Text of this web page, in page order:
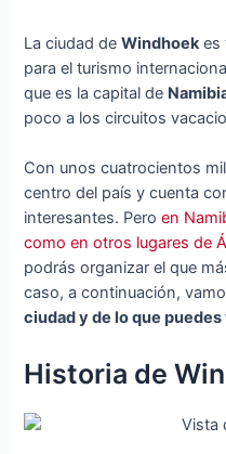
La ciudad deWindhoekes
para el turismo
que es la capital de
poco a los circuitos
Con unos cuatrocientos
centro del país y cuenta
interesantes. Peroen
como en otros lugares de
podrás organizar el que
caso, a continuación,
ciudad y de lo que
Historia de